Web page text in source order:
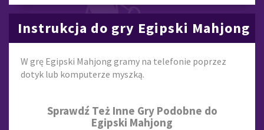
Instrukcja do gry Egipski Mahjong
W grę Egipski Mahjong gramy na telefonie poprzez
dotyk lub komputerze myszką.
Sprawdź Też Inne Gry Podobne do
Egipski Mahjong